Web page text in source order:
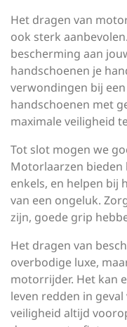
Het dragen van
ook sterk
bescherming aan
handschoenen je
verwondingen bij
handschoenen met
maximale veiligheid
Tot slot mogen we
Motorlaarzen bieden
enkels, en helpen bij
van een ongeluk.
zijn, goede grip
Het dragen van
overbodige luxe,
motorrijder. Het kan
leven redden in
veiligheid altijd